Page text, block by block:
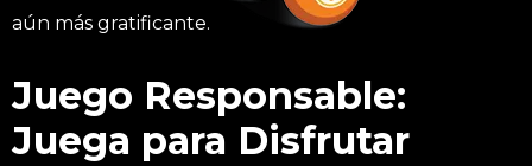
aún más gratificante.
Juego Responsable:
Juega para Disfrutar